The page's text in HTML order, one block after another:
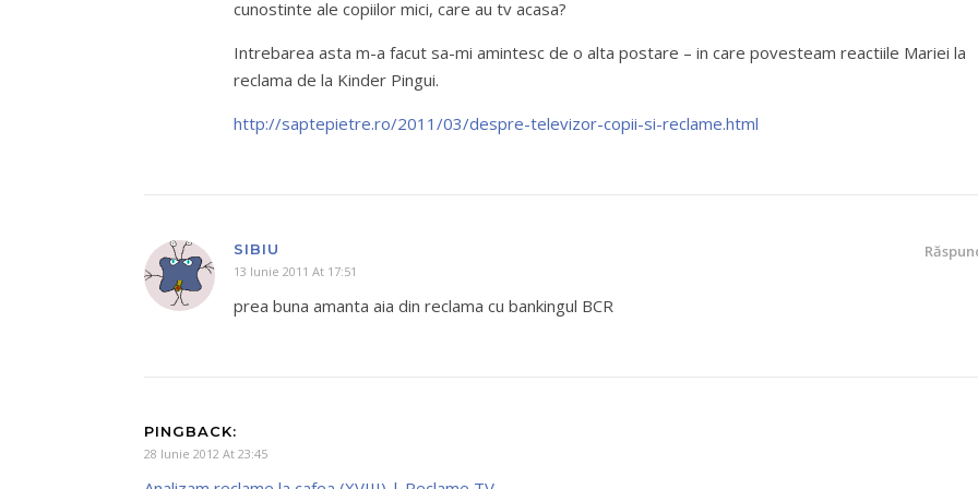
cunostinte ale copiilor mici, care au tv acasa?
Intrebarea asta m-a facut sa-mi amintesc de o alta postare – in care povesteam reactiile Mariei la
reclama de la Kinder Pingui.
http://saptepietre.ro/2011/03/despre-televizor-copii-si-reclame.html
SIBIU
13 Iunie 2011 At 17:51
prea buna amanta aia din reclama cu bankingul BCR
PINGBACK:
28 Iunie 2012 At 23:45